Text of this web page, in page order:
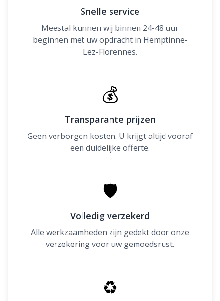
Snelle service
Meestal kunnen wij binnen 24-48 uur
beginnen met uw opdracht in Hemptinne-
Lez-Florennes.
💰
Transparante prijzen
Geen verborgen kosten. U krijgt altijd vooraf
een duidelijke offerte.
🛡
Volledig verzekerd
Alle werkzaamheden zijn gedekt door onze
verzekering voor uw gemoedsrust.
♻